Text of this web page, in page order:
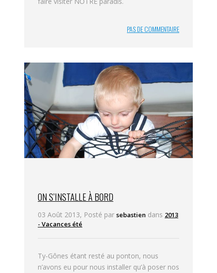
PAS DE COMMENTAIRE
ON S’INSTALLE À BORD
03 Août 2013, Posté par sebastien dans 2013
- Vacances été
Ty-Gônes étant resté au ponton, nous
n’avons eu pour nous installer qu’à poser nos